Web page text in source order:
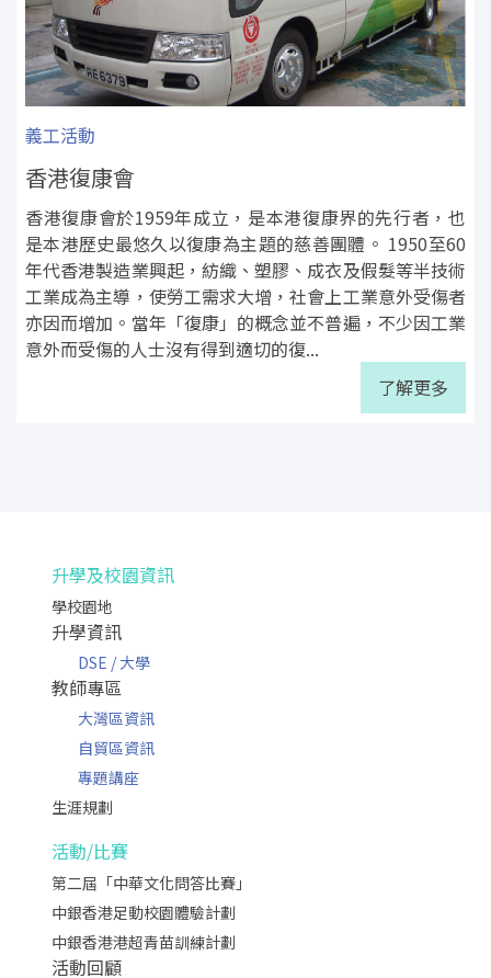
義工活動
香港復康會
香港復康會於1959年成立，是本港復康界的先行者，也
是本港歷史最悠久以復康為主題的慈善團體。 1950至60
年代香港製造業興起，紡織、塑膠、成衣及假髮等半技術
工業成為主導，使勞工需求大增，社會上工業意外受傷者
亦因而增加。當年「復康」的概念並不普遍，不少因工業
意外而受傷的人士沒有得到適切的復...
了解更多
升學及校園資訊
學校園地
升學資訊
DSE / 大學
教師專區
大灣區資訊
自貿區資訊
專題講座
生涯規劃
活動/比賽
第二屆「中華文化問答比賽」
中銀香港足動校園體驗計劃
中銀香港港超青苗訓練計劃
活動回顧